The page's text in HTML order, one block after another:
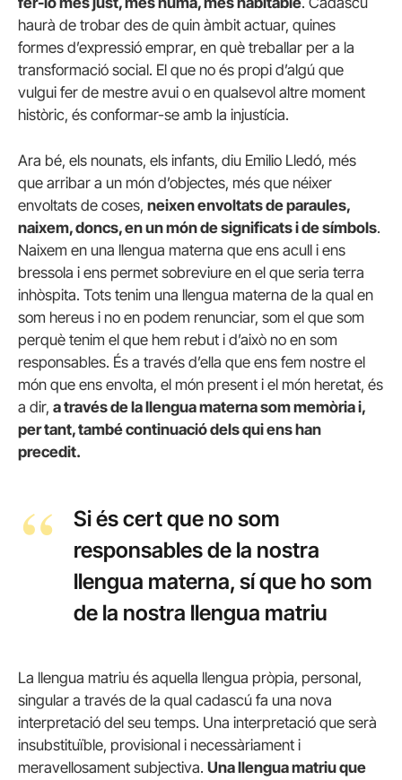
haurà de trobar des de quin àmbit actuar, quines
formes d’expressió emprar, en què treballar per a la
transformació social. El que no és propi d’algú que
vulgui fer de mestre avui o en qualsevol altre moment
històric, és conformar-se amb la injustícia.
Ara bé, els nounats, els infants, diu Emilio Lledó, més
que arribar a un món d’objectes, més que néixer
envoltats de coses, neixen envoltats de paraules,
naixem, doncs, en un món de significats i de símbols.
Naixem en una llengua materna que ens acull i ens
bressola i ens permet sobreviure en el que seria terra
inhòspita. Tots tenim una llengua materna de la qual en
som hereus i no en podem renunciar, som el que som
perquè tenim el que hem rebut i d’això no en som
responsables. És a través d’ella que ens fem nostre el
món que ens envolta, el món present i el món heretat, és
a dir, a través de la llengua materna som memòria i,
per tant, també continuació dels qui ens han
precedit.
Si és cert que no som
responsables de la nostra
llengua materna, sí que ho som
de la nostra llengua matriu
La llengua matriu és aquella llengua pròpia, personal,
singular a través de la qual cadascú fa una nova
interpretació del seu temps. Una interpretació que serà
insubstituïble, provisional i necessàriament i
meravellosament subjectiva. Una llengua matriu que